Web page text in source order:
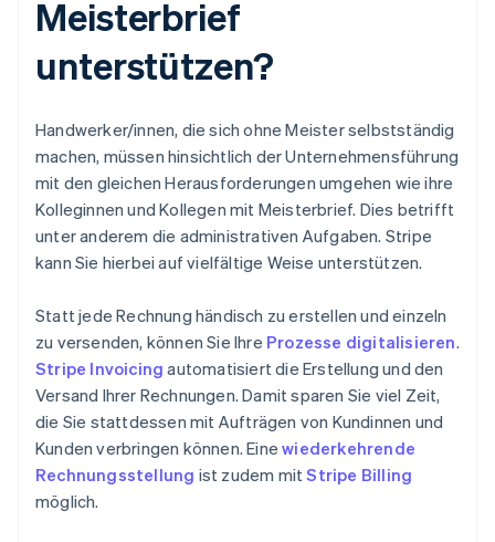
Meisterbrief
unterstützen?
Handwerker/innen, die sich ohne Meister selbstständig
machen, müssen hinsichtlich der Unternehmensführung
mit den gleichen Herausforderungen umgehen wie ihre
Kolleginnen und Kollegen mit Meisterbrief. Dies betrifft
unter anderem die administrativen Aufgaben. Stripe
kann Sie hierbei auf vielfältige Weise unterstützen.
Statt jede Rechnung händisch zu erstellen und einzeln
zu versenden, können Sie Ihre Prozesse digitalisieren.
Stripe Invoicing automatisiert die Erstellung und den
Versand Ihrer Rechnungen. Damit sparen Sie viel Zeit,
die Sie stattdessen mit Aufträgen von Kundinnen und
Kunden verbringen können. Einewiederkehrende
Rechnungsstellung ist zudem mitStripe Billing
möglich.